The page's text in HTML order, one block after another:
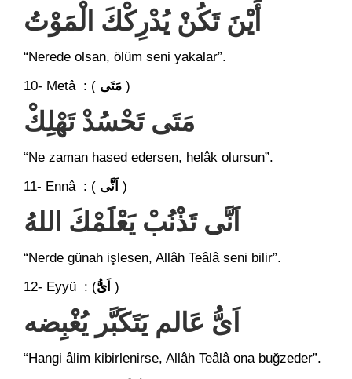
أَيْنَ تَكُنْ يُدْرِكْكَ الْمَوْتُ
“Nerede olsan, ölüm seni yakalar”.
10- Metâ : ( مَتَى )
مَتَى تَحْسُدْ تَهْلِكْ
“Ne zaman hased edersen, helâk olursun”.
11- Ennâ : ( اَنَّى )
اَنَّى تَذْنُبْ يَعْلَمْكَ اللهُ
“Nerde günah işlesen, Allâh Teâlâ seni bilir”.
12- Eyyü : (اَىُّ )
اَىُّ عَالم يَتَكَبَّر يُغْبِضه
“Hangi âlim kibirlenirse, Allâh Teâlâ ona buğzeder”.